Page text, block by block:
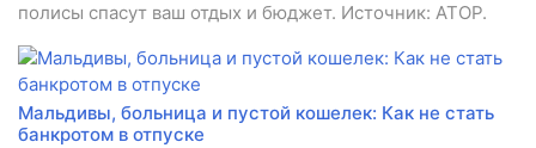
полисы спасут ваш отдых и бюджет. Источник: АТОР.
Мальдивы, больница и пустой кошелек: Как не стать
банкротом в отпуске